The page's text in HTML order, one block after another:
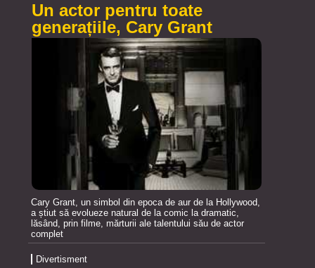
Un actor pentru toate
generațiile, Cary Grant
Cary Grant, un simbol din epoca de aur de la Hollywood,
a știut să evolueze natural de la comic la dramatic,
lăsând, prin filme, mărturii ale talentului său de actor
complet
Divertisment